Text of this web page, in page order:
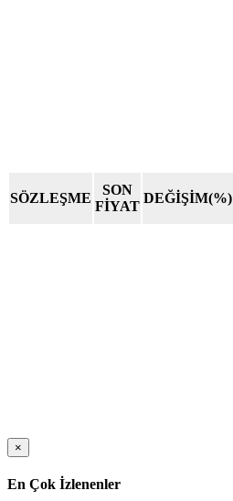
SÖZLEŞME
SON
FİYAT
DEĞİŞİM(%)
×
En Çok İzlenenler